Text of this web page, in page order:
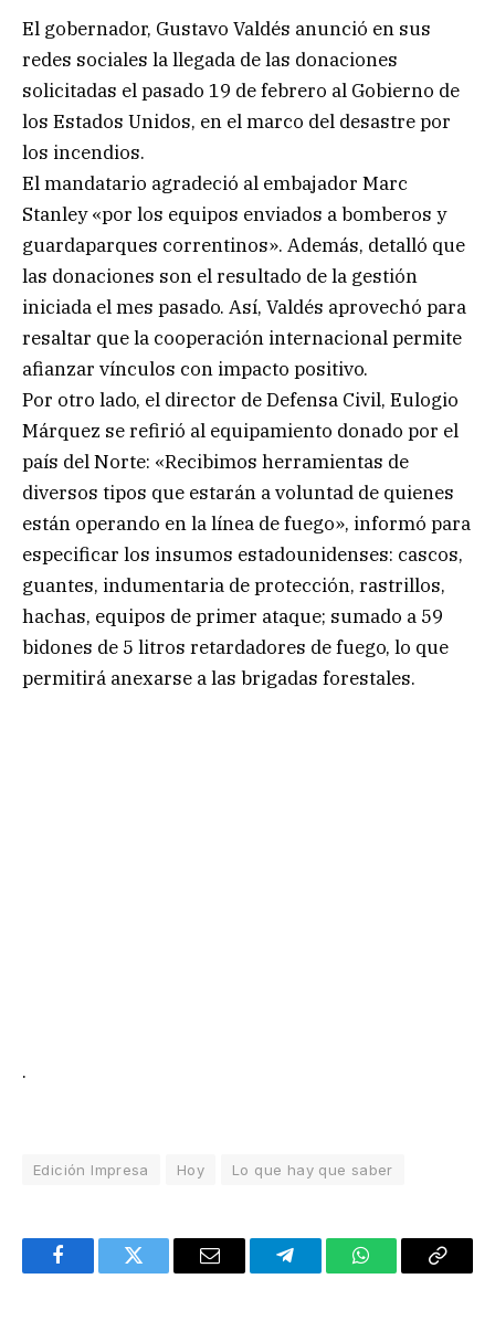
El gobernador, Gustavo Valdés anunció en sus
redes sociales la llegada de las donaciones
solicitadas el pasado 19 de febrero al Gobierno de
los Estados Unidos, en el marco del desastre por
los incendios.
El mandatario agradeció al embajador Marc
Stanley «por los equipos enviados a bomberos y
guardaparques correntinos». Además, detalló que
las donaciones son el resultado de la gestión
iniciada el mes pasado. Así, Valdés aprovechó para
resaltar que la cooperación internacional permite
afianzar vínculos con impacto positivo.
Por otro lado, el director de Defensa Civil, Eulogio
Márquez se refirió al equipamiento donado por el
país del Norte: «Recibimos herramientas de
diversos tipos que estarán a voluntad de quienes
están operando en la línea de fuego», informó para
especificar los insumos estadounidenses: cascos,
guantes, indumentaria de protección, rastrillos,
hachas, equipos de primer ataque; sumado a 59
bidones de 5 litros retardadores de fuego, lo que
permitirá anexarse a las brigadas forestales.
.
Edición Impresa Hoy Lo que hay que saber
FacebookTwitter Email TelegramWhatsAppCopy